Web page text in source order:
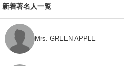
新着著名人一覧
Mrs. GREEN APPLE